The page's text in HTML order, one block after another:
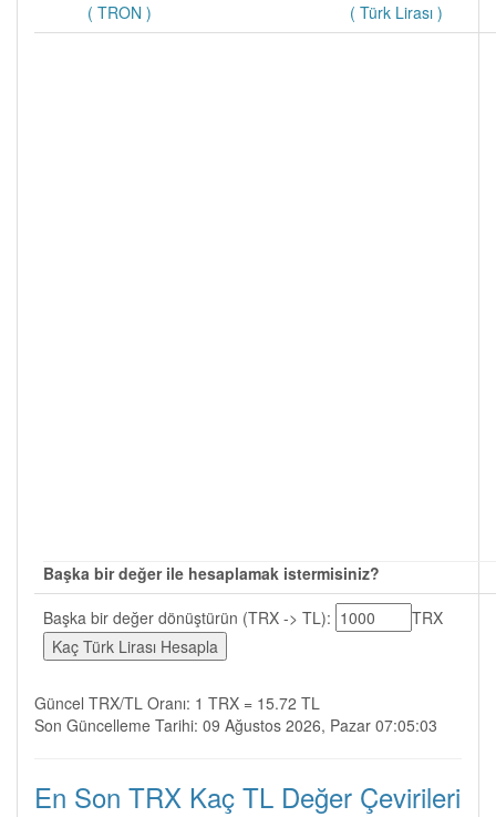
( TRON ) ( Türk Lirası )
Başka bir değer ile hesaplamak istermisiniz?
Başka bir değer dönüştürün (TRX -> TL):
TRX
Güncel TRX/TL Oranı: 1 TRX = 15.72 TL
Son Güncelleme Tarihi: 09 Ağustos 2026, Pazar 07:05:03
En Son TRX Kaç TL Değer Çevirileri